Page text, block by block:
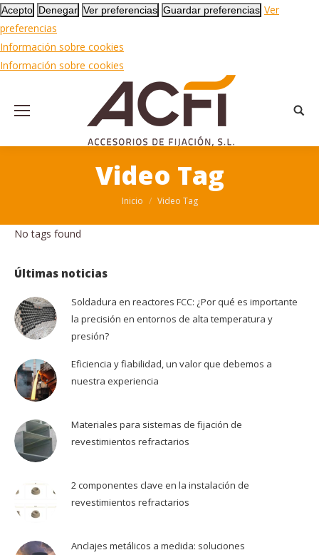
Acepto Denegar Ver preferencias Guardar preferencias Ver
preferencias
Información sobre cookies
Información sobre cookies
Video Tag
Inicio Video Tag
No tags found
Últimas noticias
Soldadura en reactores FCC: ¿Por qué es importante
la precisión en entornos de alta temperatura y
presión?
Eficiencia y fiabilidad, un valor que debemos a
nuestra experiencia
Materiales para sistemas de fijación de
revestimientos refractarios
2 componentes clave en la instalación de
revestimientos refractarios
Anclajes metálicos a medida: soluciones